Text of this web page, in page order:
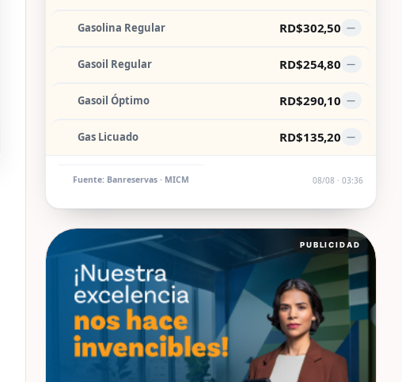
Gasolina Regular RD$302,50 —
Gasoil Regular RD$254,80 —
Gasoil Óptimo RD$290,10 —
Gas Licuado RD$135,20 —
Fuente: Banreservas · MICM 08/08 · 03:36
PUBLICIDAD